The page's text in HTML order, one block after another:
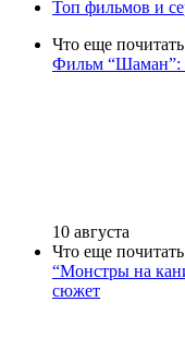
Топ фильмов и
Что еще почитать
Фильм “Шаман”:
10 августа
Что еще почитать
“Монстры на
сюжет